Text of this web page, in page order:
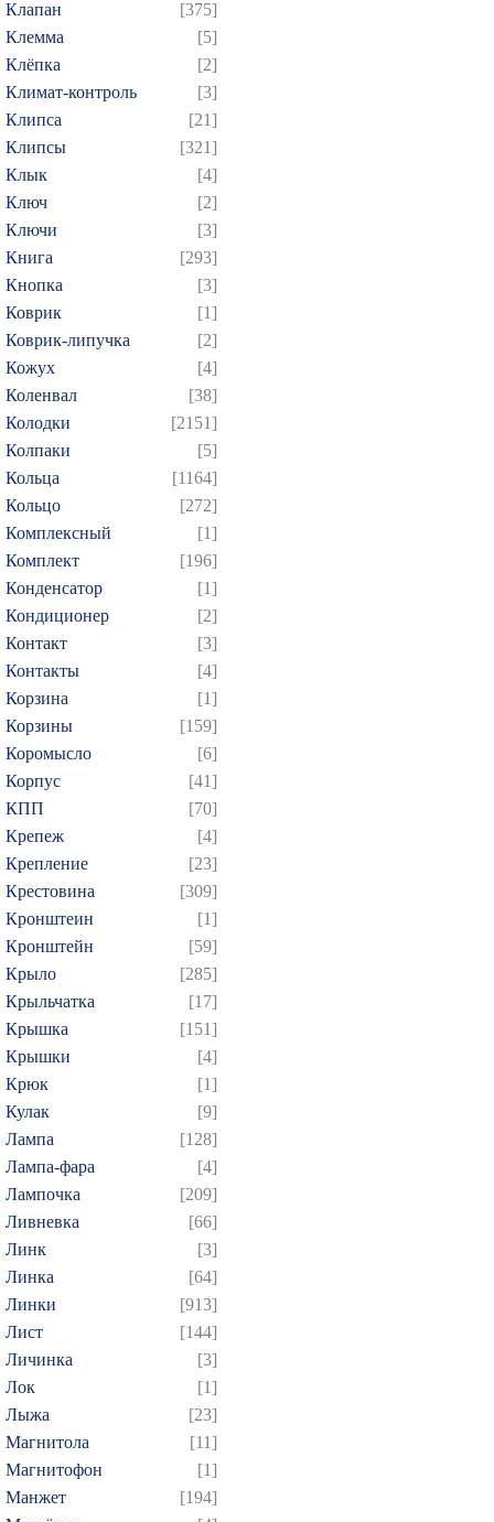
Клапан
[375]
Клемма
[5]
Клёпка
[2]
Климат-контроль
[3]
Клипса
[21]
Клипсы
[321]
Клык
[4]
Ключ
[2]
Ключи
[3]
Книга
[293]
Кнопка
[3]
Коврик
[1]
Коврик-липучка
[2]
Кожух
[4]
Коленвал
[38]
Колодки
[2151]
Колпаки
[5]
Кольца
[1164]
Кольцо
[272]
Комплексный
[1]
Комплект
[196]
Конденсатор
[1]
Кондиционер
[2]
Контакт
[3]
Контакты
[4]
Корзина
[1]
Корзины
[159]
Коромысло
[6]
Корпус
[41]
КПП
[70]
Крепеж
[4]
Крепление
[23]
Крестовина
[309]
Кронштеин
[1]
Кронштейн
[59]
Крыло
[285]
Крыльчатка
[17]
Крышка
[151]
Крышки
[4]
Крюк
[1]
Кулак
[9]
Лампа
[128]
Лампа-фара
[4]
Лампочка
[209]
Ливневка
[66]
Линк
[3]
Линка
[64]
Линки
[913]
Лист
[144]
Личинка
[3]
Лок
[1]
Лыжа
[23]
Магнитола
[11]
Магнитофон
[1]
Манжет
[194]